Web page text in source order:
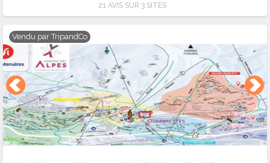
21 AVIS SUR 3 SITES
Vendu parTripandCo